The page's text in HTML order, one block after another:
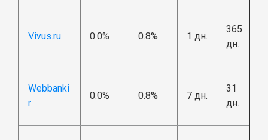
Vivus.ru 0.0% 0.8% 1 дн.
365
дн.
Webbanki
r
0.0% 0.8% 7 дн.
31
дн.